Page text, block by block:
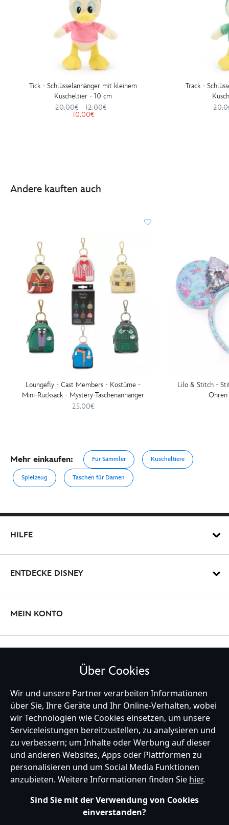
Tick - Schlüsselanhänger mit kleinem
Kuscheltier - 10 cm
20.00€
12.00€
10.00€
Track -
Andere kauften auch
Loungefly - Cast Members - Kostüme -
Mini-Rucksack - Mystery-Taschenanhänger
25.00€
Lilo & Stitch -
Ohren
Mehr einkaufen: Für Sammler Kuscheltiere
Spielzeug Taschen für Damen
HILFE
ENTDECKE DISNEY
MEIN KONTO
Germany
Hilfe Nutzungsbedingungen Datenschutzerklärung
Site Map
Richtlinien für Cookies
EU Datenschutzhinweis
Impressum
Allgemeine Verkaufsbedingungen
Über Cookies
Wir und unsere Partner verarbeiten Informationen
über Sie, Ihre Geräte und Ihr Online-Verhalten, wobei
wir Technologien wie Cookies einsetzen, um unsere
Serviceleistungen bereitzustellen, zu analysieren und
zu verbessern; um Inhalte oder Werbung auf dieser
und anderen Websites, Apps oder Plattformen zu
personalisieren und um Social Media Funktionen
anzubieten. Weitere Informationen finden Sie hier.
Sind Sie mit der Verwendung von Cookies
einverstanden?